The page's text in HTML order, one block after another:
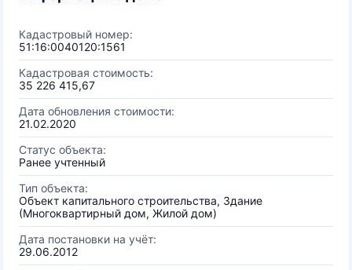
Кадастровый номер:
51:16:0040120:1561
Кадастровая стоимость:
35 226 415,67
Дата обновления стоимости:
21.02.2020
Статус объекта:
Ранее учтенный
Тип объекта:
Объект капитального строительства, Здание
(Многоквартирный дом, Жилой дом)
Дата постановки на учёт:
29.06.2012